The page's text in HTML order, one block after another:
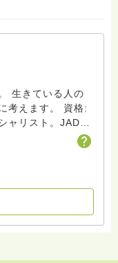
生きている人の
ます。 資格:
ャリスト。JADP